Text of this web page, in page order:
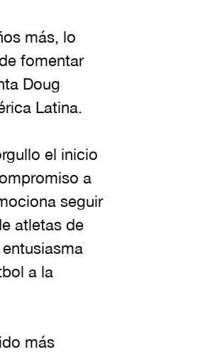
más, lo
fomentar
Doug
Latina.
el inicio
a
seguir
atletas de
a la
más